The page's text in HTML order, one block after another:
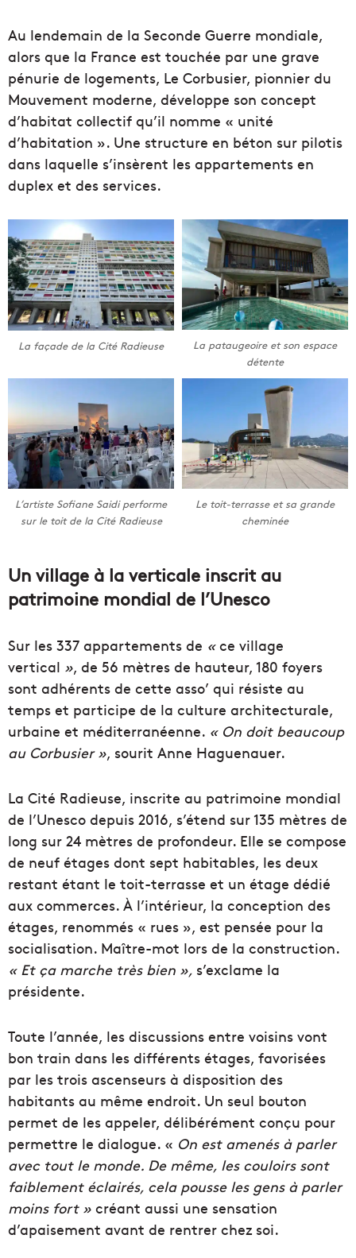
Au lendemain de la Seconde Guerre mondiale,
alors que la France est touchée par une grave
pénurie de logements, Le Corbusier, pionnier du
Mouvement moderne, développe son concept
d’habitat collectif qu’il nomme « unité
d’habitation ». Une structure en béton sur pilotis
dans laquelle s’insèrent les appartements en
duplex et des services.
La façade de la Cité Radieuse
La pataugeoire et son espace
détente
L’artiste Sofiane Saidi performe
sur le toit de la Cité Radieuse
Le toit-terrasse et sa grande
cheminée
Un village à la verticale inscrit au
patrimoine mondial de l’Unesco
Sur les 337 appartements de «ce village
vertical », de 56 mètres de hauteur, 180 foyers
sont adhérents de cette asso’ qui résiste au
temps et participe de la culture architecturale,
urbaine et méditerranéenne. « On doit beaucoup
au Corbusier », sourit Anne Haguenauer.
La Cité Radieuse, inscrite au patrimoine mondial
de l’Unesco depuis 2016, s’étend sur 135 mètres de
long sur 24 mètres de profondeur. Elle se compose
de neuf étages dont sept habitables, les deux
restant étant le toit-terrasse et un étage dédié
aux commerces. À l’intérieur, la conception des
étages, renommés « rues », est pensée pour la
socialisation. Maître-mot lors de la construction.
« Et ça marche très bien », s’exclame la
présidente.
Toute l’année, les discussions entre voisins vont
bon train dans les différents étages, favorisées
par les trois ascenseurs à disposition des
habitants au même endroit. Un seul bouton
permet de les appeler, délibérément conçu pour
permettre le dialogue. « On est amenés à parler
avec tout le monde. De même, les couloirs sont
faiblement éclairés, cela pousse les gens à parler
moins fort » créant aussi une sensation
d’apaisement avant de rentrer chez soi.